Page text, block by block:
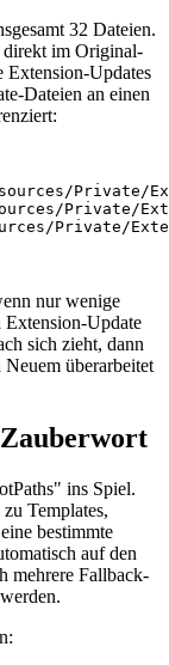
32 Dateien.
direkt im Original-
Extension-Updates
Dateien an einen
Private/
Private/
Private/
nur wenige
Extension-Update
sich zieht, dann
überarbeitet
ins Spiel.
Templates,
bestimmte
auf den
mehrere Fallback-